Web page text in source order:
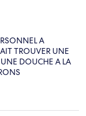
A
TROUVER UNE
DOUCHE A LA